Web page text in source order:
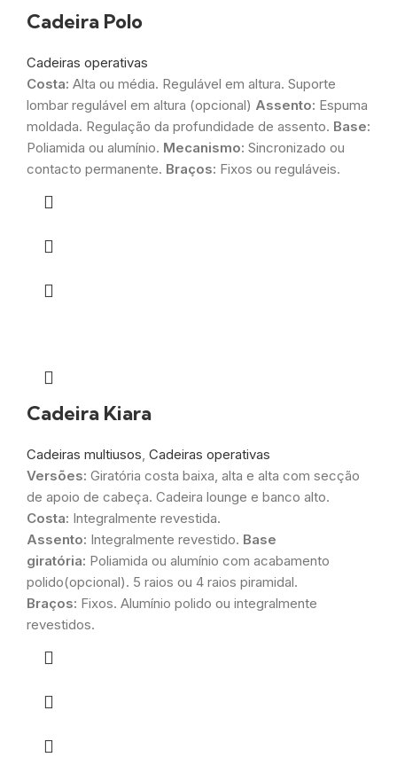
Cadeira Polo
Cadeiras operativas
Costa: Alta ou média. Regulável em altura. Suporte
lombar regulável em altura (opcional) Assento: Espuma
moldada. Regulação da profundidade de assento. Base:
Poliamida ou alumínio. Mecanismo: Sincronizado ou
contacto permanente. Braços: Fixos ou reguláveis.
Cadeira Kiara
Cadeiras multiusos, Cadeiras operativas
Versões: Giratória costa baixa, alta e alta com secção
de apoio de cabeça. Cadeira lounge e banco alto.
Costa: Integralmente revestida.
Assento: Integralmente revestido. Base
giratória: Poliamida ou alumínio com acabamento
polido(opcional). 5 raios ou 4 raios piramidal.
Braços: Fixos. Alumínio polido ou integralmente
revestidos.